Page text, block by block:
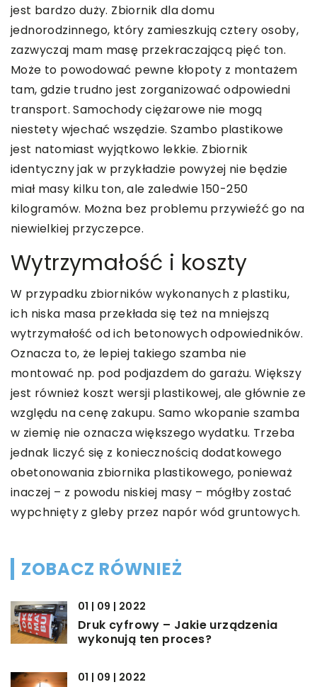
jest bardzo duży. Zbiornik dla domu
jednorodzinnego, który zamieszkują cztery osoby,
zazwyczaj mam masę przekraczającą pięć ton.
Może to powodować pewne kłopoty z montażem
tam, gdzie trudno jest zorganizować odpowiedni
transport. Samochody ciężarowe nie mogą
niestety wjechać wszędzie. Szambo plastikowe
jest natomiast wyjątkowo lekkie. Zbiornik
identyczny jak w przykładzie powyżej nie będzie
miał masy kilku ton, ale zaledwie 150-250
kilogramów. Można bez problemu przywieźć go na
niewielkiej przyczepce.
Wytrzymałość i koszty
W przypadku zbiorników wykonanych z plastiku,
ich niska masa przekłada się też na mniejszą
wytrzymałość od ich betonowych odpowiedników.
Oznacza to, że lepiej takiego szamba nie
montować np. pod podjazdem do garażu. Większy
jest również koszt wersji plastikowej, ale głównie ze
względu na cenę zakupu. Samo wkopanie szamba
w ziemię nie oznacza większego wydatku. Trzeba
jednak liczyć się z koniecznością dodatkowego
obetonowania zbiornika plastikowego, ponieważ
inaczej – z powodu niskiej masy – mógłby zostać
wypchnięty z gleby przez napór wód gruntowych.
ZOBACZ RÓWNIEŻ
01 | 09 | 2022
Druk cyfrowy – Jakie urządzenia
wykonują ten proces?
01 | 09 | 2022